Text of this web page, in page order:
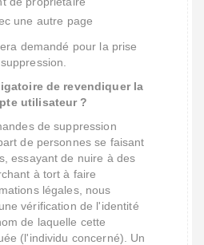
une autre page
demandé pour la prise
de revendiquer la
utilisateur ?
de suppression
de personnes se faisant
essayant de nuire à des
à tort à faire
légales, nous
vérification de l'identité
de laquelle cette
(l'individu concerné). Un